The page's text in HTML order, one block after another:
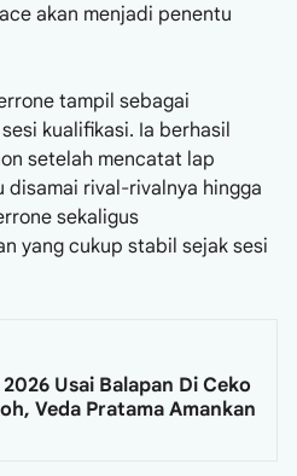
akan menjadi penentu
tampil sebagai
kualifikasi. Ia berhasil
setelah mencatat lap
rival-rivalnya hingga
sekaligus
yang cukup stabil sejak sesi
Usai Balapan Di Ceko
Veda Pratama Amankan